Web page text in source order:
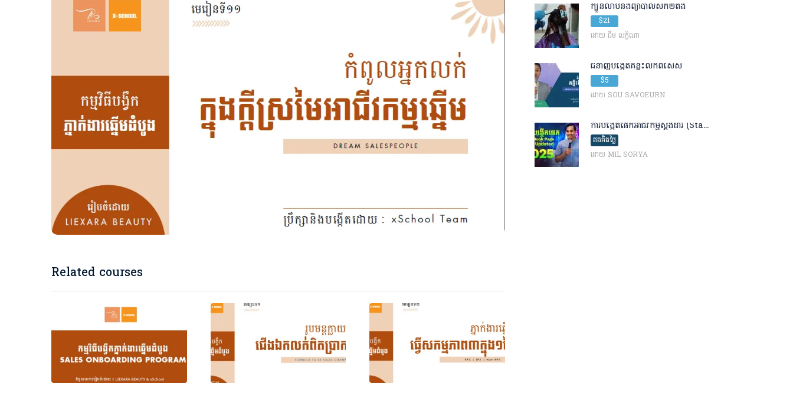
Related courses
ក្បួនលាបនិងព្យាបាលសក់​២តង់
$21
ដោយ ជឹម លក្ខិណា
ជំនាញបង្កើត​គន្លឹះលក់​ពិសេស
$5
ដោយ SOU SAVOEURN
ការបង្កើតផេកអាជីវកម្មស្តង់ដារ (Sta...
ឥតគិតថ្លៃ
ដោយ MIL SORYA